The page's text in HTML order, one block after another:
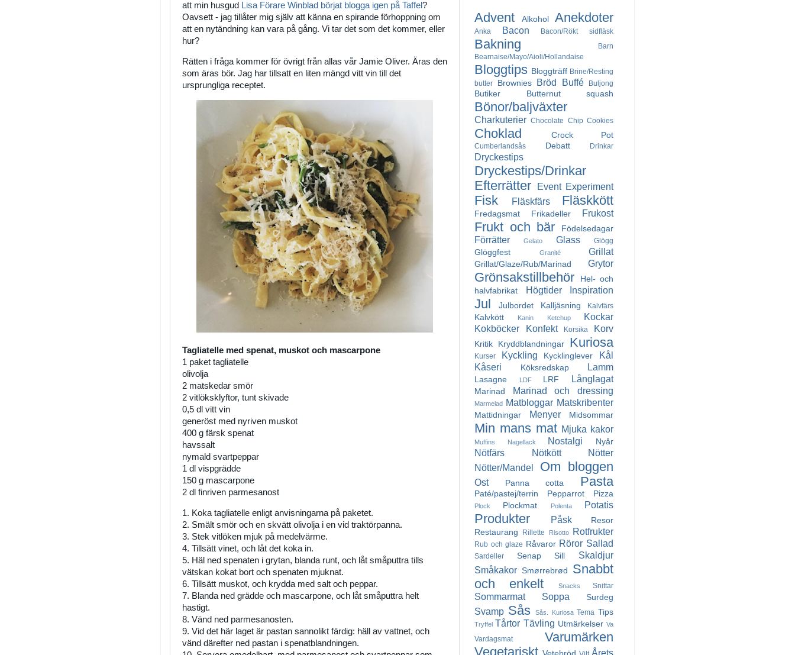
att min husgud Lisa Förare Winblad börjat blogga igen på Taffel?
Oavsett - jag tillåter mig själv att känna en spirande förhoppning om
att en nytändning kan vara på gång. Vi tar det som det kommer, eller
hur?
Rätten i fråga kommer för övrigt från allas vår Jamie Oliver. Äras den
som äras bör. Jag har tillsatt en liten mängd vitt vin till det
ursprungliga receptet.
Tagliatelle med spenat, muskot och mascarpone
1 paket tagliatelle
olivolja
2 matskedar smör
2 vitlöksklyftor, tunt skivade
0,5 dl vitt vin
generöst med nyriven muskot
400 g färsk spenat
havssalt
nymald svartpeppar
1 dl vispgrädde
150 g mascarpone
2 dl finriven parmesanost
1. Koka tagliatelle enligt anvisningarna på paketet.
2. Smält smör och en skvätt olivolja i en vid traktörpanna.
3. Stek vitlöken mjuk på medelvärme.
4. Tillsätt vinet, och låt det koka in.
5. Häl ned spenaten i grytan, blanda runt, och låt småputtra tills
vätskan kokat bort och spenaten mjuknat.
6. Tillsätt muskot, och krydda med salt och peppar.
7. Blanda ned grädde och mascarpone, och låt småputtra helt
hastigt.
8. Vänd ned parmesanosten.
9. Vid det här laget är pastan sannolikt färdig: häll av vattnet, och
vänd därefter ned pastan i spenatblandningen.
Advent Alkohol Anekdoter
Anka Bacon Bacon/Rökt sidfläsk
Bakning
Barn
Bearnaise/Mayo/Aioli/Hollandaise
Bloggtips Bloggträff Brine/Resting
butter
Brownies Bröd Buffé Buljong
Butiker Butternut squash
Bönor/baljväxter
Charkuterier Chocolate Chip Cookies
Choklad Crock Pot
Cumberlandsås Debatt Drinkar
Dryckestips
Dryckestips/Drinkar
Efterrätter
Event Experiment
Fisk Fläskfärs Fläskkött
Fredagsmat Frikadeller Frukost
Frukt och bär Födelsedagar
Förrätter Gelato Glass Glögg
Glöggfest Granité Grillat
Grillat/Glaze/Rub/Marinad Grytor
Grönsakstillbehör
Hel- och
halvfabrikat
Högtider Inspiration
Jul Julbordet Kalljäsning Kalvfärs
Kalvkött Kanin Ketchup
Kockar
Kokböcker
Konfekt Korsika Korv
Kritik Kryddblandningar Kuriosa
Kurser Kyckling Kycklinglever
Kål
Kåseri
Köksredskap Lamm
Lasagne LDF LRF Långlagat
Marinad Marinad och dressing
Marmelad Matbloggar Matskribenter
Mattidningar Menyer Midsommar
Min mans mat Mjuka kakor
Muffins Nagellack Nostalgi Nyår
Nötfärs Nötkött
Nötter
Nötter/Mandel
Om bloggen
Ost Panna cotta Pasta
Paté/pastej/terrin Pepparrot Pizza
Plock Plockmat Polenta Potatis
Produkter Påsk
Resor
Restaurang
Rillette Risotto Rotfrukter
Rub och glaze Råvaror Röror Sallad
Sardeller Senap Sill
Skaldjur
Småkakor Smørrebrød
Snabbt
och enkelt
Snacks Snittar
Sommarmat Soppa Surdeg
Svamp Sås Sås. Kuriosa Tema Tips
Tryffel Tårtor Tävling Utmärkelser Va
Vardagsmat
Varumärken
Vegetariskt
Årets